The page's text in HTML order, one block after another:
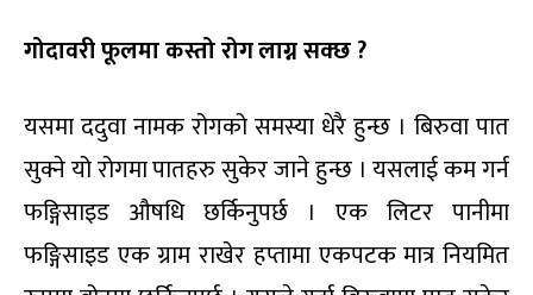
गोदावरी फूलमा कस्तो रोगलाग्न सक्छ ?
यसमा ददुवा नामक रोगको समस्या धेरै हुन्छ । बिरुवा पात
सुक्ने यो रोगमा पातहरु सुकेर जाने हुन्छ । यसलाई कम गर्न
फङ्गिसाइड औषधि छर्किनुपर्छ । एक लिटर पानीमा
फङ्गिसाइड एक ग्राम राखेर हप्तामा एकपटक मात्र नियमित